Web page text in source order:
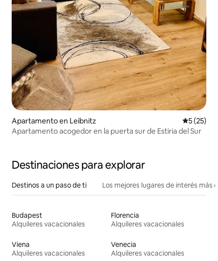
Apartamento en Leibnitz
5 (25)
Apartamento acogedor en la puerta sur de Estiria del Sur
Destinaciones para explorar
Destinos a un paso de ti Los mejores lugares de interés más
Budapest
Alquileres vacacionales
Florencia
Alquileres vacacionales
Viena
Alquileres vacacionales
Venecia
Alquileres vacacionales